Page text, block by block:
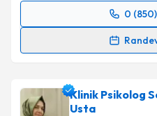
0
Randevu Takvimi
için bir takvim
bilgilendireceğiz.
Klinik Psikolog
Usta